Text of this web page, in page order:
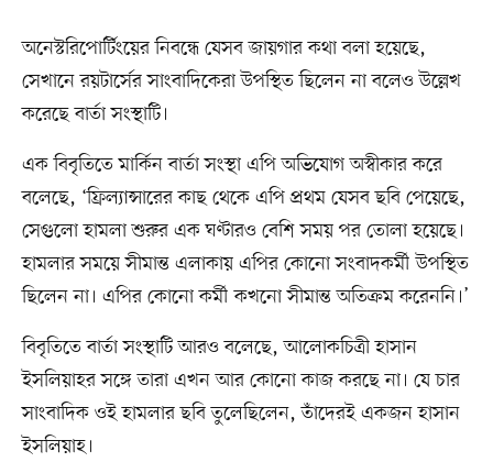
অনেস্টরিপোর্টিংয়ের নিবন্ধে যেসব জায়গার কথা বলা হয়েছে,
সেখানে রয়টার্সের সাংবাদিকেরা উপস্থিত ছিলেন না বলেও উল্লেখ
করেছে বার্তা সংস্থাটি।
এক বিবৃতিতে মার্কিন বার্তা সংস্থা এপি অভিযোগ অস্বীকার করে
বলেছে, ‘ফ্রিল্যান্সারের কাছ থেকে এপি প্রথম যেসব ছবি পেয়েছে,
সেগুলো হামলা শুরুর এক ঘণ্টারও বেশি সময় পর তোলা হয়েছে।
হামলার সময়ে সীমান্ত এলাকায় এপির কোনো সংবাদকর্মী উপস্থিত
ছিলেন না। এপির কোনো কর্মী কখনো সীমান্ত অতিক্রম করেননি।’
বিবৃতিতে বার্তা সংস্থাটি আরও বলেছে, আলোকচিত্রী হাসান
ইসলিয়াহর সঙ্গে তারা এখন আর কোনো কাজ করছে না। যে চার
সাংবাদিক ওই হামলার ছবি তুলেছিলেন, তাঁদেরই একজন হাসান
ইসলিয়াহ।